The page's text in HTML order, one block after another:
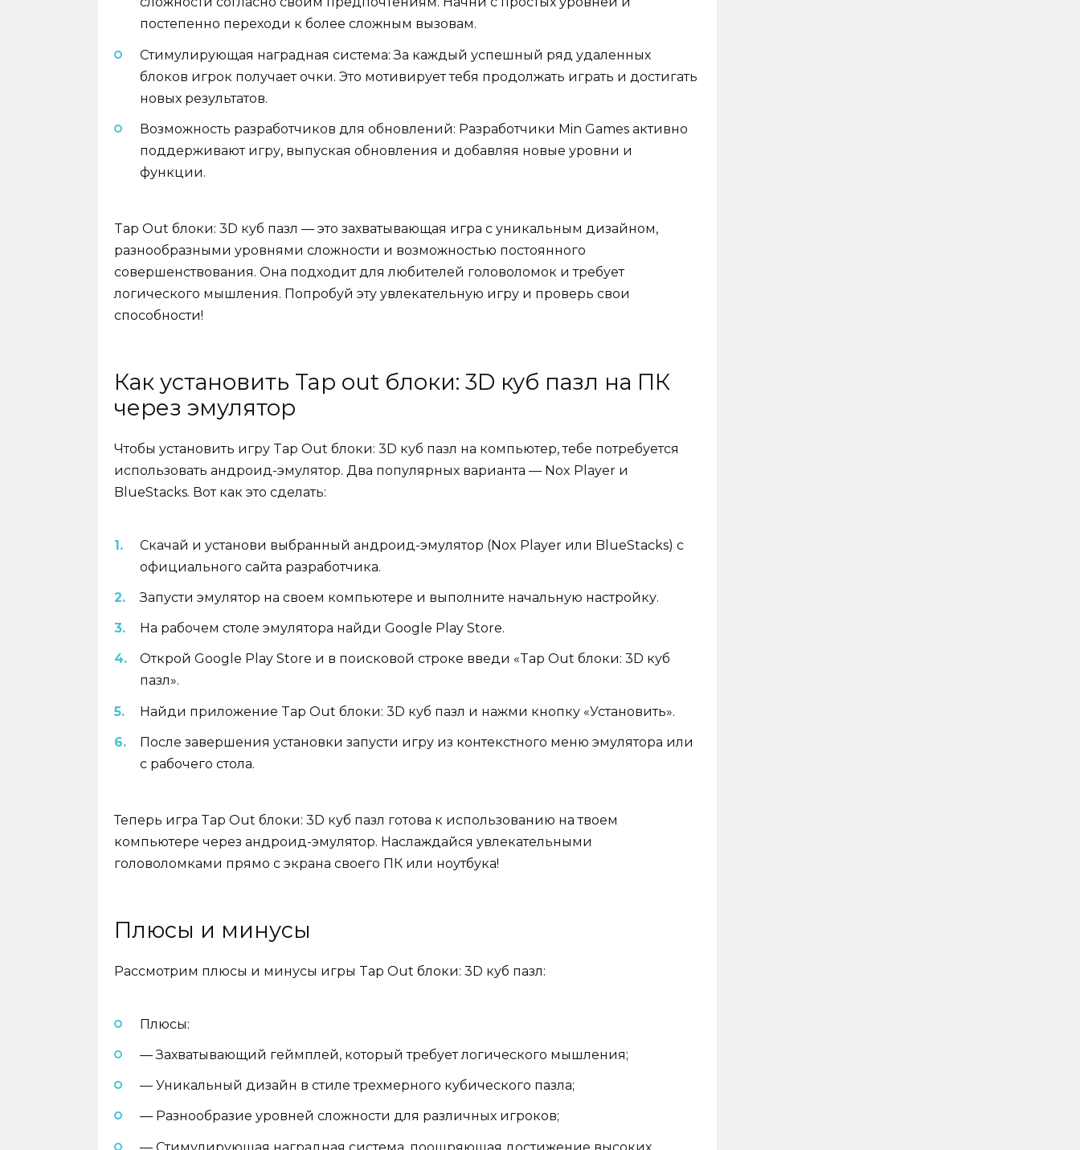
постепенно переходи к более сложным вызовам.
Стимулирующая наградная система: За каждый успешный ряд удаленных
блоков игрок получает очки. Это мотивирует тебя продолжать играть и достигать
новых результатов.
Возможность разработчиков для обновлений: Разработчики Min Games активно
поддерживают игру, выпуская обновления и добавляя новые уровни и
функции.
Tap Out блоки: 3D куб пазл — это захватывающая игра с уникальным дизайном,
разнообразными уровнями сложности и возможностью постоянного
совершенствования. Она подходит для любителей головоломок и требует
логического мышления. Попробуй эту увлекательную игру и проверь свои
способности!
Как установить Tap out блоки: 3D куб пазл на ПК
через эмулятор
Чтобы установить игру Tap Out блоки: 3D куб пазл на компьютер, тебе потребуется
использовать андроид-эмулятор. Два популярных варианта — Nox Player и
BlueStacks. Вот как это сделать:
Скачай и установи выбранный андроид-эмулятор (Nox Player или BlueStacks) с
официального сайта разработчика.
Запусти эмулятор на своем компьютере и выполните начальную настройку.
На рабочем столе эмулятора найди Google Play Store.
Открой Google Play Store и в поисковой строке введи «Tap Out блоки: 3D куб
пазл».
Найди приложение Tap Out блоки: 3D куб пазл и нажми кнопку «Установить».
После завершения установки запусти игру из контекстного меню эмулятора или
с рабочего стола.
Теперь игра Tap Out блоки: 3D куб пазл готова к использованию на твоем
компьютере через андроид-эмулятор. Наслаждайся увлекательными
головоломками прямо с экрана своего ПК или ноутбука!
Плюсы и минусы
Рассмотрим плюсы и минусы игры Tap Out блоки: 3D куб пазл:
Плюсы:
— Захватывающий геймплей, который требует логического мышления;
— Уникальный дизайн в стиле трехмерного кубического пазла;
— Разнообразие уровней сложности для различных игроков;
— Стимулирующая наградная система, поощряющая достижение высоких